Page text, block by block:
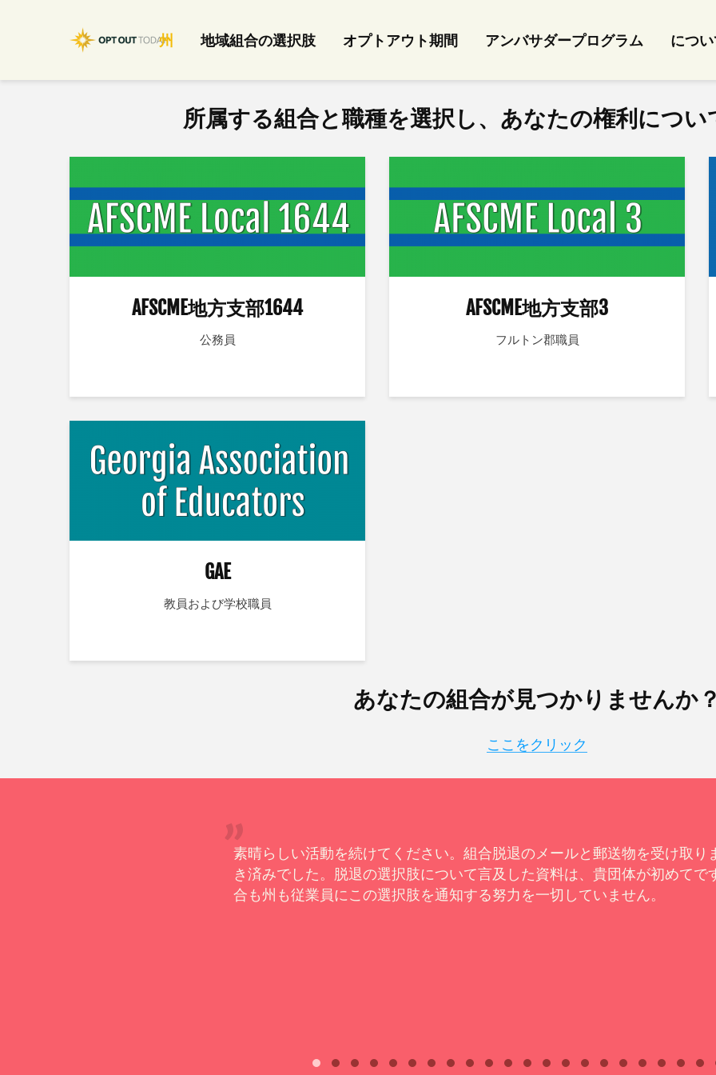
州 地域組合の選択肢 オプトアウト期間 アンバサダープログラム につ
所属する組合と職種を選択し、あなたの権利につ
AFSCME地方支部1644
公務員
AFSCME地方支部3
フルトン郡職員
GAE
教員および学校職員
あなたの組合が見つかりませんか
ここをクリック
素晴らしい活動を続けてください。組合脱退のメールと郵送物を受け取り
き済みでした。脱退の選択肢について言及した資料は、貴団体が初めてで
合も州も従業員にこの選択肢を通知する努力を一切していません。